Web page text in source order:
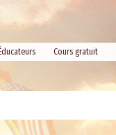
Cours gratuit